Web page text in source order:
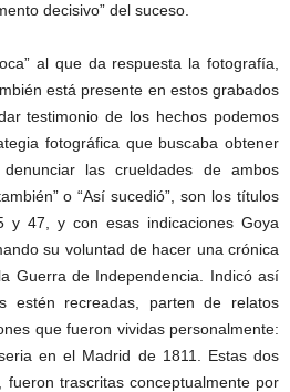
decisivo” del suceso.
al que da respuesta la fotografía,
está presente en estos grabados
testimonio de los hechos podemos
fotográfica que buscaba obtener
las crueldades de ambos
o “Así sucedió”, son los títulos
y 47, y con esas indicaciones Goya
su voluntad de hacer una crónica
Guerra de Independencia. Indicó así
estén recreadas, parten de relatos
que fueron vividas personalmente:
en el Madrid de 1811. Estas dos
fueron trascritas conceptualmente por